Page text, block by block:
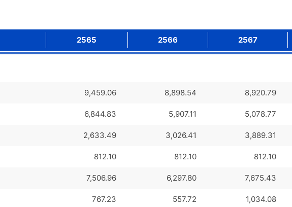
2565 2566 2567
9,459.06 8,898.54 8,920.79
6,844.83 5,907.11 5,078.77
2,633.49 3,026.41 3,889.31
812.10 812.10 812.10
7,506.96 6,297.80 7,675.43
767.23 557.72 1,034.08